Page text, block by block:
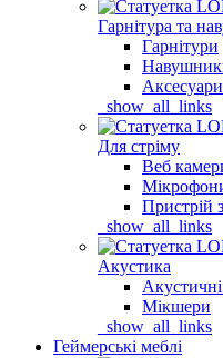
Гарнітура та
Гарнітури
_show_all_links
Для стріму
Веб
Пристрій
_show_all_links
Акустика
Мікшери
_show_all_links
Геймерські меблі